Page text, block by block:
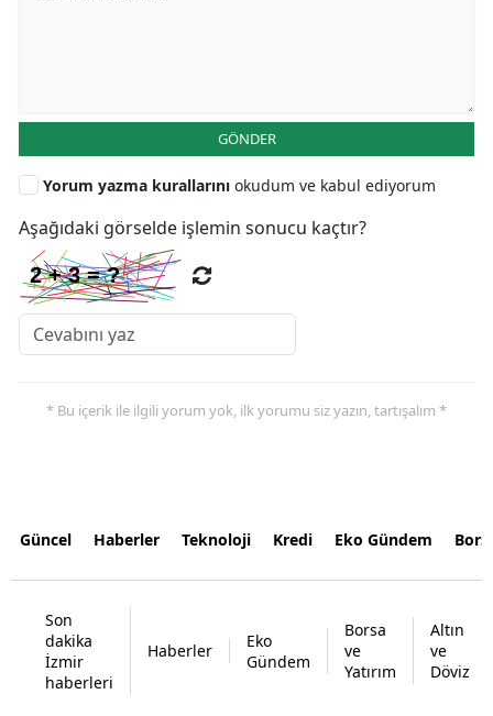
GÖNDER
Yorum yazma kurallarını okudum ve kabul ediyorum
Aşağıdaki görselde işlemin sonucu kaçtır?
* Bu içerik ile ilgili yorum yok, ilk yorumu siz yazın, tartışalım *
Güncel Haberler Teknoloji Kredi Eko Gündem
Son
dakika
İzmir
haberleri
Haberler
Eko
Gündem
Borsa
ve
Yatırım
Altın
ve
Döviz